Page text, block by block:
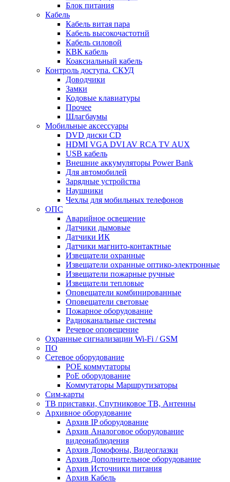
Блок питания
Кабель
Кабель витая пара
Кабель высокочастотнй
Кабель силовой
КВК кабель
Коаксиальный кабель
Контроль доступа. СКУД
Доводчики
Замки
Кодовые клавиатуры
Прочее
Шлагбаумы
Мобильные аксессуары
DVD диски CD
HDMI VGA DVI AV RCA TV AUX
USB кабель
Внешние аккумуляторы Power Bank
Для автомобилей
Зарядные устройства
Наушники
Чехлы для мобильных телефонов
ОПС
Аварийное освещение
Датчики дымовые
Датчики ИК
Датчики магнито-контактные
Извещатели охранные
Извещатели охранные оптико-электронные
Извещатели пожарные ручные
Извещатели тепловые
Оповещатели комбинированные
Оповещатели световые
Пожарное оборудование
Радиоканальные системы
Речевое оповещение
Охранные сигнализации Wi-Fi / GSM
ПО
Сетевое оборудование
POE коммутаторы
PoE оборудование
Коммутаторы Маршрутизаторы
Сим-карты
ТВ приставки, Спутниковое ТВ, Антенны
Архивное оборудование
Архив IP оборудование
Архив Аналоговое оборудование
видеонаблюдения
Архив Домофоны, Видеоглазки
Архив Дополнительное оборудование
Архив Источники питания
Архив Кабель